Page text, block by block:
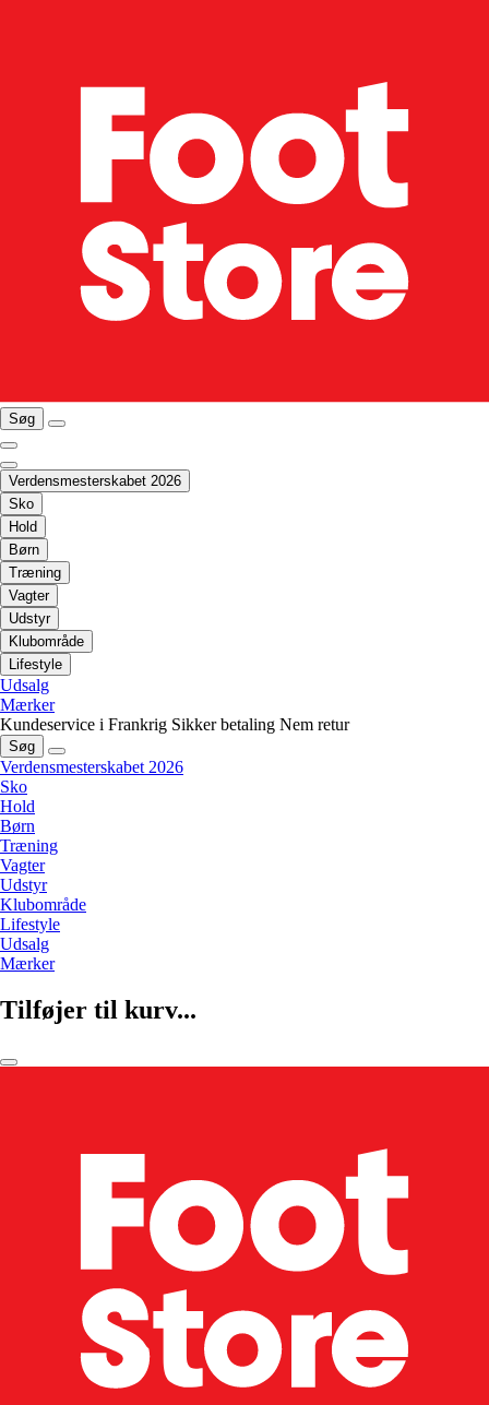
Søg
Verdensmesterskabet 2026
Sko
Hold
Børn
Træning
Vagter
Udstyr
Klubområde
Lifestyle
Udsalg
Mærker
Kundeservice i Frankrig Sikker betaling Nem retur
Søg
Verdensmesterskabet 2026
Sko
Hold
Børn
Træning
Vagter
Udstyr
Klubområde
Lifestyle
Udsalg
Mærker
Tilføjer til kurv...